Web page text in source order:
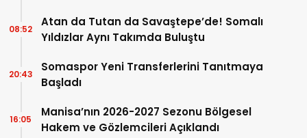
Atan da Tutan da Savaştepe’de! Somalı
Yıldızlar Aynı Takımda Buluştu
08:52
Somaspor Yeni Transferlerini Tanıtmaya
Başladı
20:43
Manisa’nın 2026-2027 Sezonu Bölgesel
Hakem ve Gözlemcileri Açıklandı
16:05